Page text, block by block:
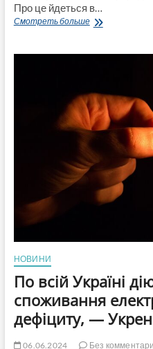
Про це йдеться в…
Смотреть большеВідсотки
команду
підозрюють
у
розкраданні
мільйонів
гривень
оборудках
НОВИНИ
По всій Україні
споживання
дефіциту, —
06.06.2024
Без